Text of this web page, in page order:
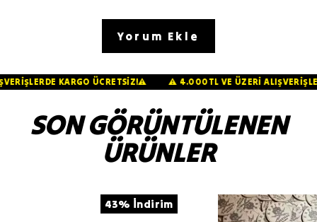
Yorum Ekle
KARGO ÜCRETSİZ!⚠️ ⚠️ 4.000TL VE ÜZERİ
SON GÖRÜNTÜLENEN
ÜRÜNLER
43% İndirim